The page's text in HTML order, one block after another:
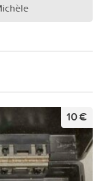
10 €